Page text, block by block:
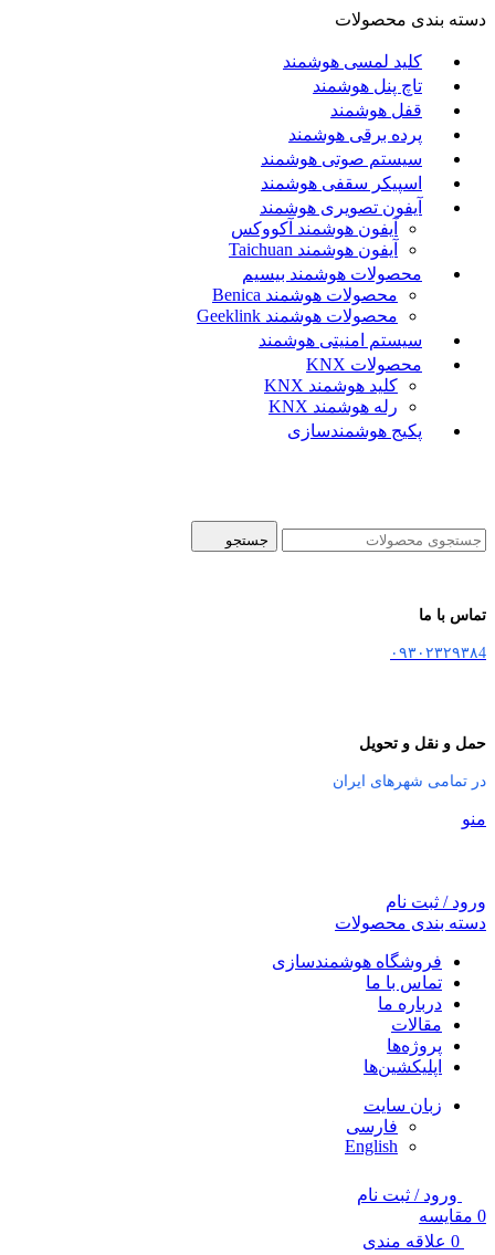
دسته بندی محصولات
کلید لمسی هوشمند
تاچ پنل هوشمند
قفل هوشمند
پرده برقی هوشمند
سیستم صوتی هوشمند
اسپیکر سقفی هوشمند
آیفون تصویری هوشمند
آيفون هوشمند آکووکس
آیفون هوشمند Taichuan
محصولات هوشمند بیسیم
محصولات هوشمند Benica
محصولات هوشمند Geeklink
سیستم امنیتی هوشمند
محصولات KNX
کلید هوشمند KNX
رله هوشمند KNX
پکیج هوشمندسازی
جستجو
تماس با ما
۰۹۳۰۲۳۲۹۳۸4
حمل و نقل و تحویل
در تمامی شهرهای ایران
منو
ورود / ثبت نام
دسته بندی محصولات
فروشگاه هوشمندسازی
تماس با ما
درباره ما
مقالات
پروژه‌ها
اپلیکشین‌ها
زبان سایت
فارسی
English
ورود / ثبت نام
0 مقایسه
0 علاقه مندی